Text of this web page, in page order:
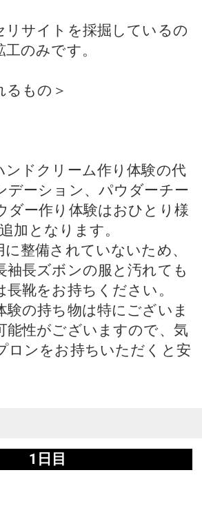
サイトを採掘しているの
のみです。
るもの＞
ドクリーム作り体験の代
デーション、パウダーチー
ダー作り体験はおひとり様
加となります。
整備されていないため、
袖長ズボンの服と汚れても
長靴をお持ちください。
の持ち物は特にございま
能性がございますので、気
ロンをお持ちいただくと安
1日目